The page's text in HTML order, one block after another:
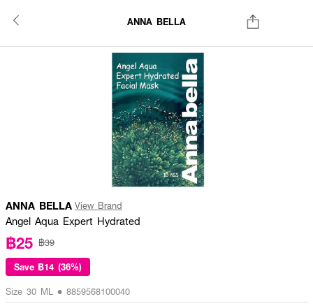
ANNA BELLA
ANNA BELLA View Brand
Angel Aqua Expert Hydrated
฿25 ฿39
Save ฿14 (36%)
Size 30 ML • 8859568100040